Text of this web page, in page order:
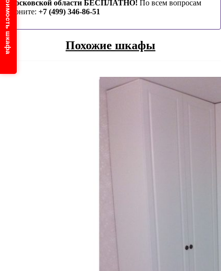
Московской области БЕСПЛАТНО! По всем вопросам
звоните: +7 (499) 346-86-51
Похожие шкафы